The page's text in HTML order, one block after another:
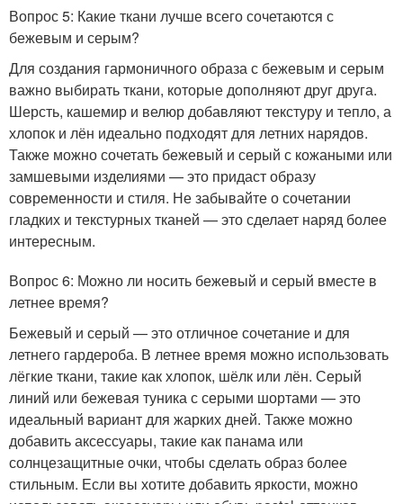
Вопрос 5: Какие ткани лучше всего сочетаются с
бежевым и серым?
Для создания гармоничного образа с бежевым и серым
важно выбирать ткани, которые дополняют друг друга.
Шерсть, кашемир и велюр добавляют текстуру и тепло, а
хлопок и лён идеально подходят для летних нарядов.
Также можно сочетать бежевый и серый с кожаными или
замшевыми изделиями — это придаст образу
современности и стиля. Не забывайте о сочетании
гладких и текстурных тканей — это сделает наряд более
интересным.
Вопрос 6: Можно ли носить бежевый и серый вместе в
летнее время?
Бежевый и серый — это отличное сочетание и для
летнего гардероба. В летнее время можно использовать
лёгкие ткани, такие как хлопок, шёлк или лён. Серый
линий или бежевая туника с серыми шортами — это
идеальный вариант для жарких дней. Также можно
добавить аксессуары, такие как панама или
солнцезащитные очки, чтобы сделать образ более
стильным. Если вы хотите добавить яркости, можно